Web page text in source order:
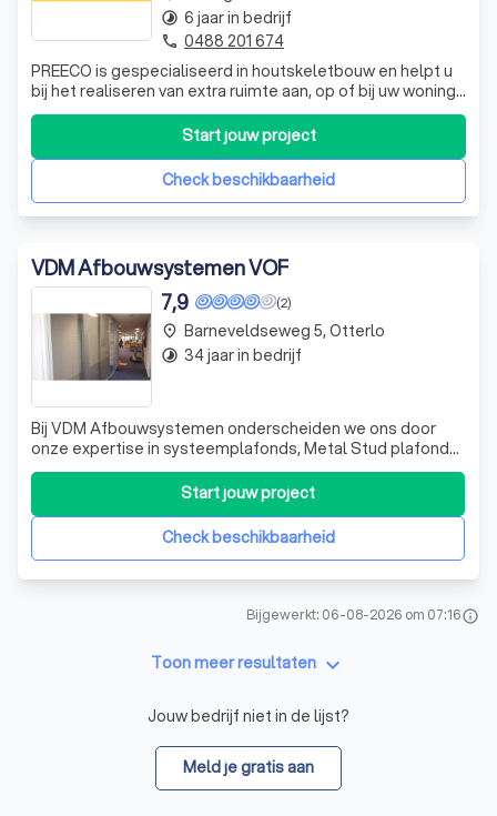
5. Oplevering
Is het project afgerond, dan volgt een laatste controle.
Samen met de aannemer loop je het resultaat na en
bespreek je eventuele opleverpunten. Pas als alles naar wens
is, wordt het project officieel opgeleverd.
PREECO is gespecialiseerd in houtskeletbouw en helpt u
bij het realiseren van extra ruimte aan, op of bij uw woning.
Of het nu gaat om een nieuwe woning, uitbouw, opbouw of
een bijgebouw: bij PREECO bent u aan het juiste adres. Wij
werken vooral (maar niet uitsluitend) voor particulieren en
denken
Check beschikbaarheid
Start jouw project
timelapse 6 jaar in bedrijf
phone 0488 201 674
VDM Afbouwsystemen VOF
(2)
7,9
Bij VDM Afbouwsystemen onderscheiden we ons door
onze expertise in systeemplafonds, Metal Stud plafonds,
scheidingswanden, verlichting en airconditioning. Sinds
1991 zijn we actief in de afbouwsector en hebben we
talloze projecten gerealiseerd in zowel de utiliteitsbouw
als de particuliere renovatieCheck beschikbaarheid
Start jouw project
place Barneveldseweg 5, Otterlo
timelapse 34 jaar in bedrijf
Bijgewerkt: 06-08-2026 om 07:16info
Toon meer resultaten keyboard_arrow_down
Jouw bedrijf niet in de lijst?
Meld je gratis aan